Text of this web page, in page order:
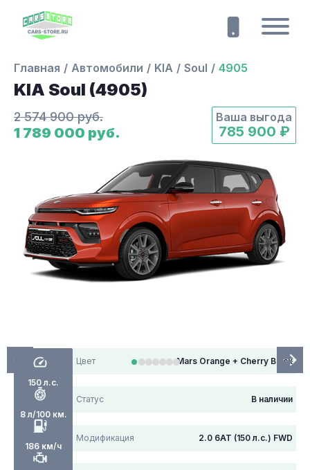
Главная Автомобили KIA Soul 4905
KIA Soul (4905)
2 574 900 руб.
1 789 000 руб.
Ваша выгода
785 900 ₽
150 л.с.
8 л/100 км.
186 км/ч
Цвет Mars Orange + Cherry Black
Статус В наличии
Модификация 2.0 6АТ (150 л.с.) FWD